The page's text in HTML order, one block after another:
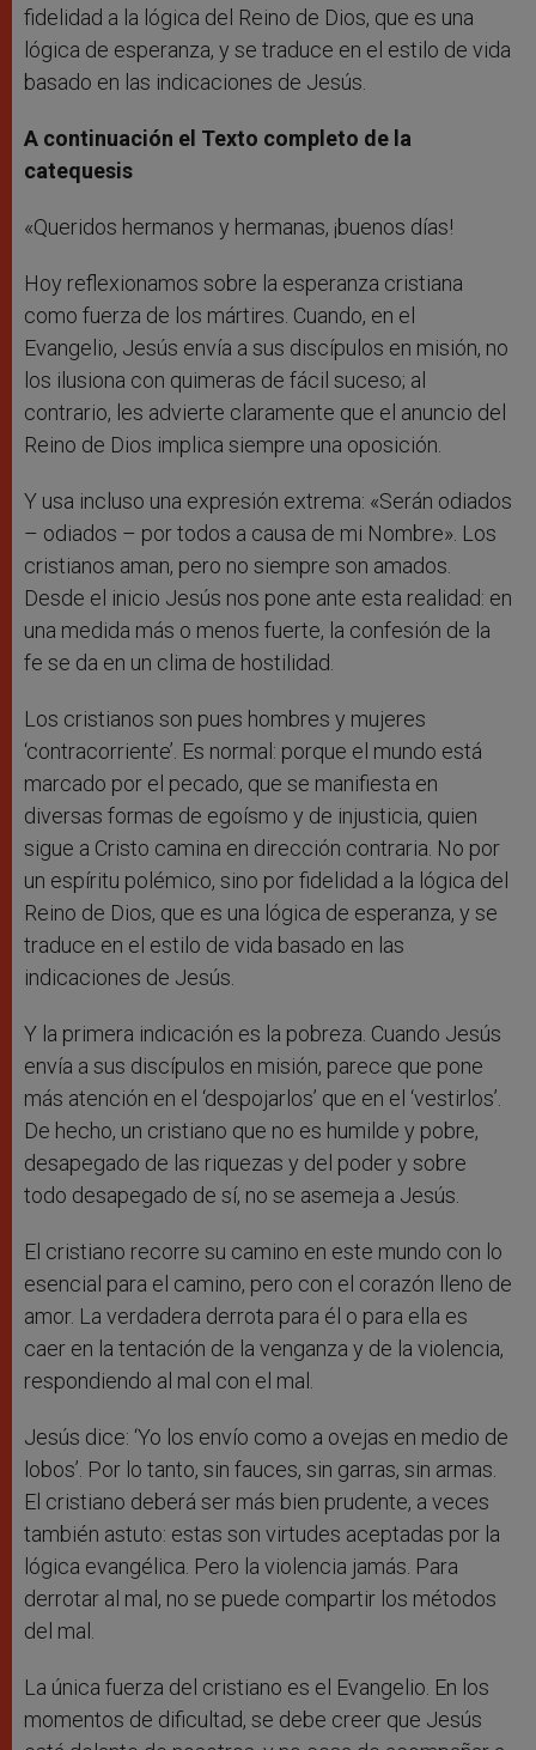
fidelidad a la lógica del Reino de Dios, que es una
lógica de esperanza, y se traduce en el estilo de vida
basado en las indicaciones de Jesús.
A continuación el Texto completo de la
catequesis
«Queridos hermanos y hermanas, ¡buenos días!
Hoy reflexionamos sobre la esperanza cristiana
como fuerza de los mártires. Cuando, en el
Evangelio, Jesús envía a sus discípulos en misión, no
los ilusiona con quimeras de fácil suceso; al
contrario, les advierte claramente que el anuncio del
Reino de Dios implica siempre una oposición.
Y usa incluso una expresión extrema: «Serán odiados
– odiados – por todos a causa de mi Nombre». Los
cristianos aman, pero no siempre son amados.
Desde el inicio Jesús nos pone ante esta realidad: en
una medida más o menos fuerte, la confesión de la
fe se da en un clima de hostilidad.
Los cristianos son pues hombres y mujeres
‘contracorriente’. Es normal: porque el mundo está
marcado por el pecado, que se manifiesta en
diversas formas de egoísmo y de injusticia, quien
sigue a Cristo camina en dirección contraria. No por
un espíritu polémico, sino por fidelidad a la lógica del
Reino de Dios, que es una lógica de esperanza, y se
traduce en el estilo de vida basado en las
indicaciones de Jesús.
Y la primera indicación es la pobreza. Cuando Jesús
envía a sus discípulos en misión, parece que pone
más atención en el ‘despojarlos’ que en el ‘vestirlos’.
De hecho, un cristiano que no es humilde y pobre,
desapegado de las riquezas y del poder y sobre
todo desapegado de sí, no se asemeja a Jesús.
El cristiano recorre su camino en este mundo con lo
esencial para el camino, pero con el corazón lleno de
amor. La verdadera derrota para él o para ella es
caer en la tentación de la venganza y de la violencia,
respondiendo al mal con el mal.
Jesús dice: ‘Yo los envío como a ovejas en medio de
lobos’. Por lo tanto, sin fauces, sin garras, sin armas.
El cristiano deberá ser más bien prudente, a veces
también astuto: estas son virtudes aceptadas por la
lógica evangélica. Pero la violencia jamás. Para
derrotar al mal, no se puede compartir los métodos
del mal.
La única fuerza del cristiano es el Evangelio. En los
momentos de dificultad, se debe creer que Jesús